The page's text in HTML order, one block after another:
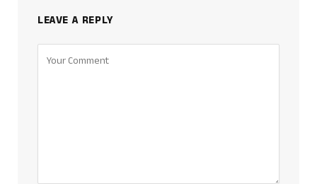
LEAVE A REPLY